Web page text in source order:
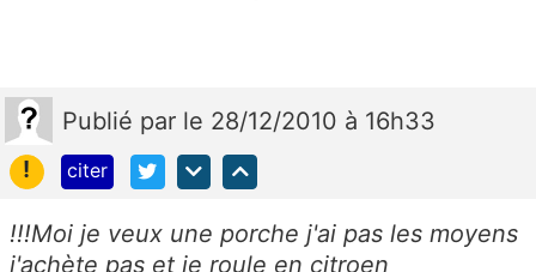
Publié par le 28/12/2010 à 16h33
!
citer
!!!Moi je veux une porche j'ai pas les moyens
j'achète pas et je roule en citroen